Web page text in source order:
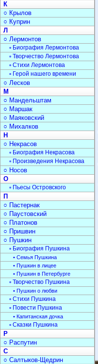
К
○ Крылов
○ Куприн
Л
○ Лермонтов
▫ Биография Лермонтова
▫ Творчество Лермонтова
▫ Стихи Лермонтова
▫ Герой нашего времени
○ Лесков
М
○ Мандельштам
○ Маршак
○ Маяковский
○ Михалков
Н
○ Некрасов
▫ Биография Некрасова
▫ Произведения Некрасова
○ Носов
О
▫ Пьесы Островского
П
○ Пастернак
○ Паустовский
○ Платонов
○ Пришвин
○ Пушкин
▫ Биография Пушкина
• Семья Пушкина
• Пушкин в лицее
• Пушкин в Петербурге
▫ Творчество Пушкина
• Пушкин о любви
▫ Стихи Пушкина
▫ Повести Пушкина
• Капитанская дочка
▫ Сказки Пушкина
Р
○ Распутин
С
○ Салтыков-Щедрин